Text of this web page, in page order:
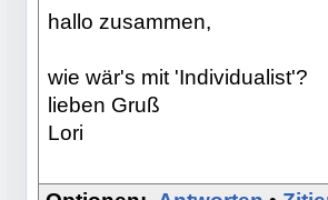
hallo zusammen,
wie wär's mit 'Individualist'?
lieben Gruß
Lori